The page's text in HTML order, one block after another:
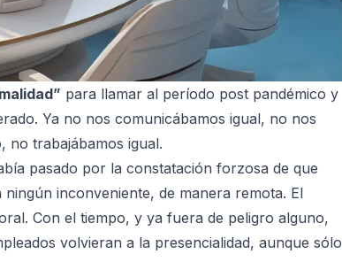
para llamar al período post pandémico y
Ya no nos comunicábamos igual, no nos
no trabajábamos igual.
pasado por la constatación forzosa de que
inconveniente, de manera remota. El
. Con el tiempo, y ya fuera de peligro alguno,
volvieran a la presencialidad, aunque sólo